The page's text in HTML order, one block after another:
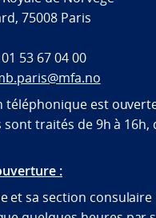
75008 Paris
53 67 04 00
téléphonique est
sont traités de 9h à 16h,
:
et sa section